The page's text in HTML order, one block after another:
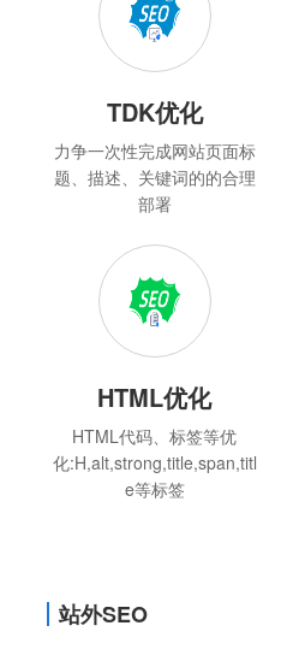
TDK优化
力争一次性完成网站页面标
题、描述、关键词的的合理
部署
HTML优化
HTML代码、标签等优
化:H,alt,strong,title,span,titl
e等标签
站外SEO